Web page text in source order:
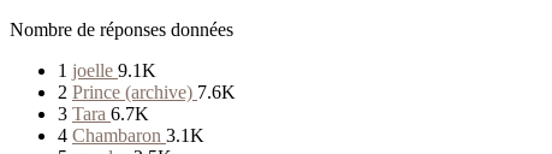
Nombre de réponses données
1 joelle 9.1K
2 Prince (archive) 7.6K
3 Tara 6.7K
4 Chambaron 3.1K